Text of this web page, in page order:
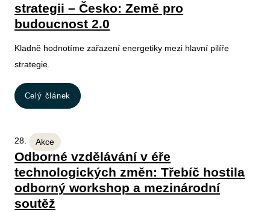
strategii – Česko: Země pro
budoucnost 2.0
Kladně hodnotíme zařazení energetiky mezi hlavní pilíře
strategie.
Celý článek
Akce
28. 1. 2026
Odborné vzdělávání v éře
technologických změn: Třebíč hostila
odborný workshop a mezinárodní
soutěž